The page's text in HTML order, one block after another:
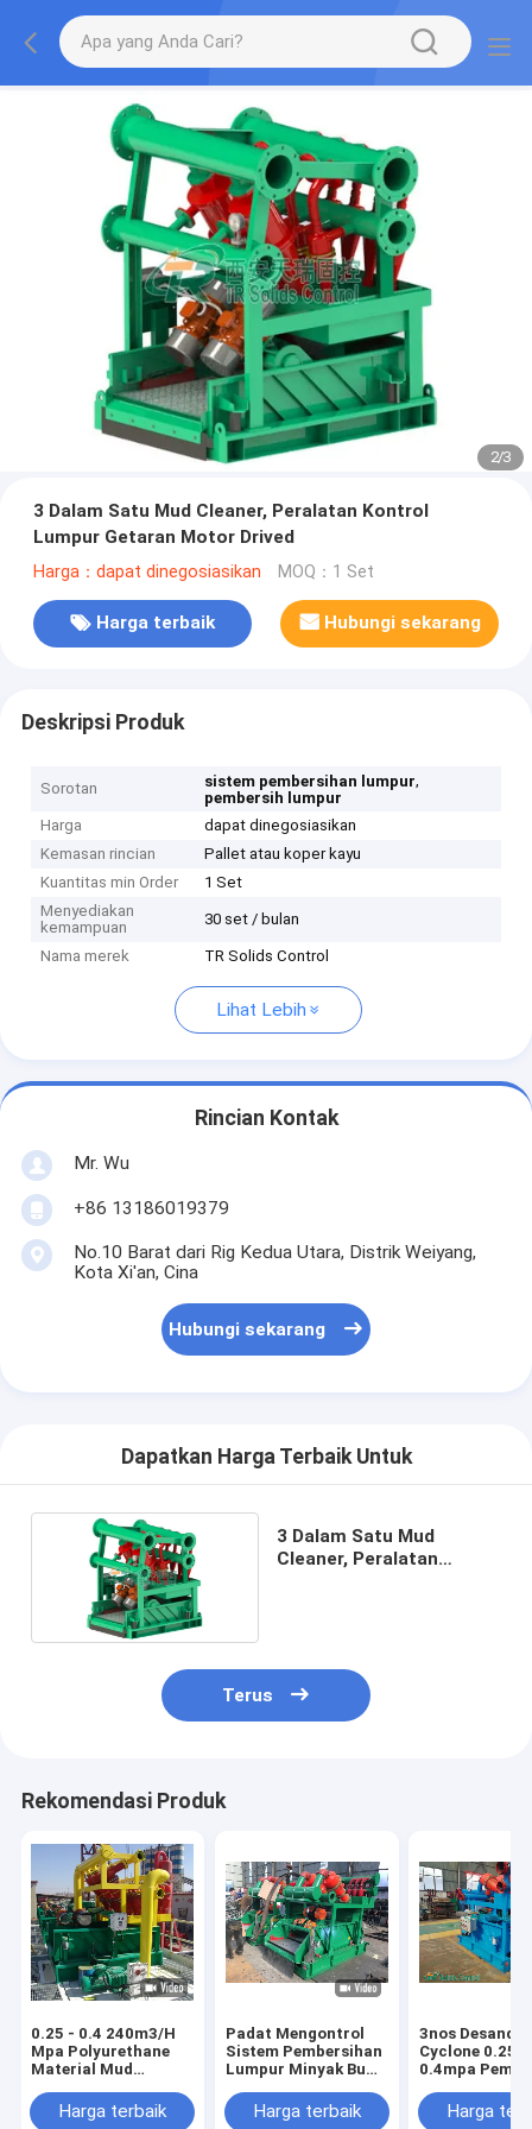
2/3
3 Dalam Satu Mud Cleaner, Peralatan Kontrol
Lumpur Getaran Motor Drived
Harga：dapat dinegosiasikan MOQ：1 Set
Harga terbaik Hubungi sekarang
Deskripsi Produk
Sorotan sistem pembersihan lumpur,
pembersih lumpur
Harga
dapat dinegosiasikan
Kemasan rincian
Pallet atau koper kayu
Kuantitas min Order
1 Set
Menyediakan
kemampuan
30 set / bulan
Nama merek TR Solids Control
Lihat Lebih
Rincian Kontak
Mr. Wu
+86 13186019379
No.10 Barat dari Rig Kedua Utara, Distrik Weiyang,
Kota Xi'an, Cina
Hubungi sekarang
Dapatkan Harga Terbaik Untuk
3 Dalam Satu Mud
Cleaner, Peralatan
Terus
Rekomendasi Produk
0.25 - 0.4 240m3/H
Mpa Polyurethane
Material Mud
Desander Desilter
Cone
Harga terbaik
Padat Mengontrol
Sistem Pembersihan
Lumpur Minyak Bumi
Sertifikat
Iso.throughput
Harga terbaik
3nos Desander
Cyclone 0.25 -
0.4mpa
320m3/H
Harga